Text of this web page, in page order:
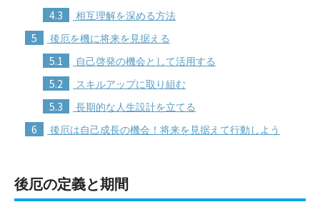
4.3 相互理解を深める方法
5 後厄を機に将来を見据える
5.1 自己啓発の機会として活用する
5.2 スキルアップに取り組む
5.3 長期的な人生設計を立てる
6 後厄は自己成長の機会！将来を見据えて行動しよう
後厄の定義と期間